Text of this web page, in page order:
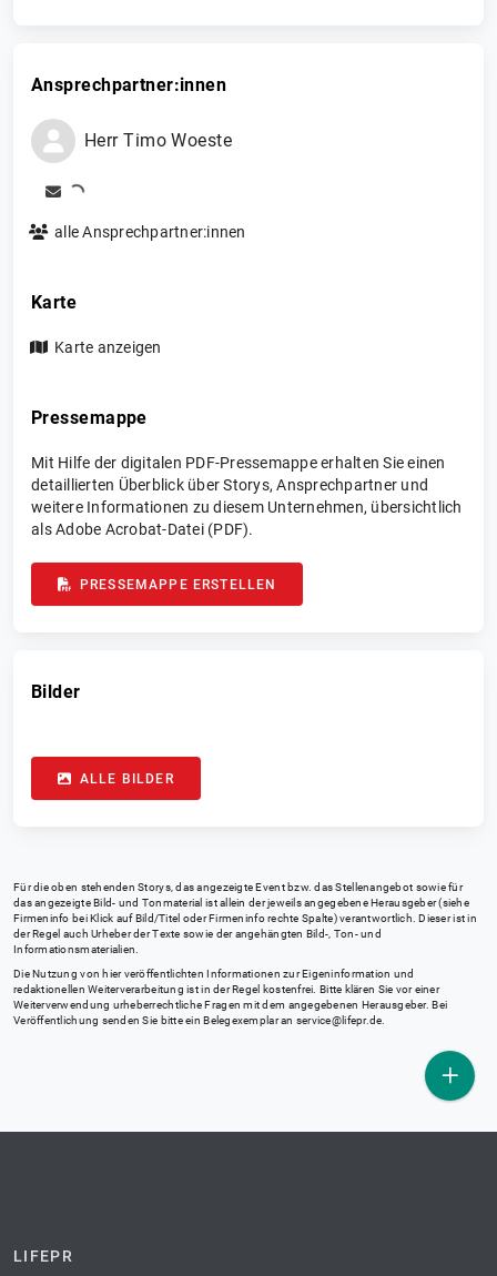
Ansprechpartner:innen
Herr Timo Woeste
alle Ansprechpartner:innen
Karte
Karte anzeigen
Pressemappe
Mit Hilfe der digitalen PDF-Pressemappe erhalten Sie einen
detaillierten Überblick über Storys, Ansprechpartner und
weitere Informationen zu diesem Unternehmen, übersichtlich
als Adobe Acrobat-Datei (PDF).
PRESSEMAPPE ERSTELLEN
Bilder
ALLE BILDER
Für die oben stehenden Storys, das angezeigte Event bzw. das Stellenangebot sowie für
das angezeigte Bild- und Tonmaterial ist allein der jeweils angegebene Herausgeber (siehe
Firmeninfo bei Klick auf Bild/Titel oder Firmeninfo rechte Spalte) verantwortlich. Dieser ist in
der Regel auch Urheber der Texte sowie der angehängten Bild-, Ton- und
Informationsmaterialien.
Die Nutzung von hier veröffentlichten Informationen zur Eigeninformation und
redaktionellen Weiterverarbeitung ist in der Regel kostenfrei. Bitte klären Sie vor einer
Weiterverwendung urheberrechtliche Fragen mit dem angegebenen Herausgeber. Bei
Veröffentlichung senden Sie bitte ein Belegexemplar an service@lifepr.de
LIFEPR